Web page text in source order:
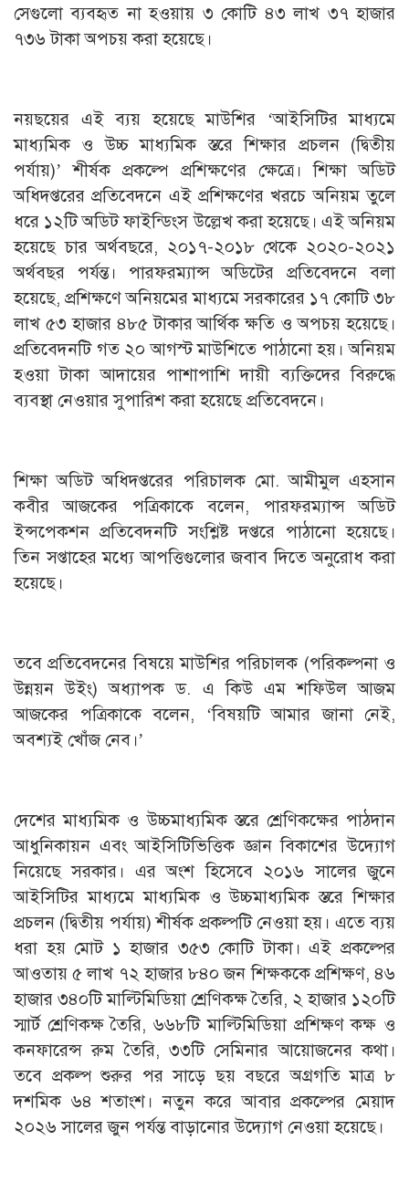
সেগুলো ব্যবহৃত না হওয়ায় ৩ কোটি ৪৩ লাখ ৩৭ হাজার
৭৩৬ টাকা অপচয় করা হয়েছে।
নয়ছয়ের এই ব্যয় হয়েছে মাউশির ‘আইসিটির মাধ্যমে
মাধ্যমিক ও উচ্চ মাধ্যমিক স্তরে শিক্ষার প্রচলন (দ্বিতীয়
পর্যায়)’ শীর্ষক প্রকল্পে প্রশিক্ষণের ক্ষেত্রে। শিক্ষা অডিট
অধিদপ্তরের প্রতিবেদনে এই প্রশিক্ষণের খরচে অনিয়ম তুলে
ধরে ১২টি অডিট ফাইন্ডিংস উল্লেখ করা হয়েছে। এই অনিয়ম
হয়েছে চার অর্থবছরে, ২০১৭-২০১৮ থেকে ২০২০-২০২১
অর্থবছর পর্যন্ত। পারফরম্যান্স অডিটের প্রতিবেদনে বলা
হয়েছে, প্রশিক্ষণে অনিয়মের মাধ্যমে সরকারের ১৭ কোটি ৩৮
লাখ ৫৩ হাজার ৪৮৫ টাকার আর্থিক ক্ষতি ও অপচয় হয়েছে।
প্রতিবেদনটি গত ২০ আগস্ট মাউশিতে পাঠানো হয়। অনিয়ম
হওয়া টাকা আদায়ের পাশাপাশি দায়ী ব্যক্তিদের বিরুদ্ধে
ব্যবস্থা নেওয়ার সুপারিশ করা হয়েছে প্রতিবেদনে।
শিক্ষা অডিট অধিদপ্তরের পরিচালক মো. আমীমুল এহসান
কবীর আজকের পত্রিকাকে বলেন, পারফরম্যান্স অডিট
ইন্সপেকশন প্রতিবেদনটি সংশ্লিষ্ট দপ্তরে পাঠানো হয়েছে।
তিন সপ্তাহের মধ্যে আপত্তিগুলোর জবাব দিতে অনুরোধ করা
হয়েছে।
তবে প্রতিবেদনের বিষয়ে মাউশির পরিচালক (পরিকল্পনা ও
উন্নয়ন উইং) অধ্যাপক ড. এ কিউ এম শফিউল আজম
আজকের পত্রিকাকে বলেন, ‘বিষয়টি আমার জানা নেই,
অবশ্যই খোঁজ নেব।’
দেশের মাধ্যমিক ও উচ্চমাধ্যমিক স্তরে শ্রেণিকক্ষের পাঠদান
আধুনিকায়ন এবং আইসিটিভিত্তিক জ্ঞান বিকাশের উদ্যোগ
নিয়েছে সরকার। এর অংশ হিসেবে ২০১৬ সালের জুনে
আইসিটির মাধ্যমে মাধ্যমিক ও উচ্চমাধ্যমিক স্তরে শিক্ষার
প্রচলন (দ্বিতীয় পর্যায়) শীর্ষক প্রকল্পটি নেওয়া হয়। এতে ব্যয়
ধরা হয় মোট ১ হাজার ৩৫৩ কোটি টাকা। এই প্রকল্পের
আওতায় ৫ লাখ ৭২ হাজার ৮৪০ জন শিক্ষককে প্রশিক্ষণ, ৪৬
হাজার ৩৪০টি মাল্টিমিডিয়া শ্রেণিকক্ষ তৈরি, ২ হাজার ১২০টি
স্মার্ট শ্রেণিকক্ষ তৈরি, ৬৬৮টি মাল্টিমিডিয়া প্রশিক্ষণ কক্ষ ও
কনফারেন্স রুম তৈরি, ৩৩টি সেমিনার আয়োজনের কথা।
তবে প্রকল্প শুরুর পর সাড়ে ছয় বছরে অগ্রগতি মাত্র ৮
দশমিক ৬৪ শতাংশ। নতুন করে আবার প্রকল্পের মেয়াদ
২০২৬ সালের জুন পর্যন্ত বাড়ানোর উদ্যোগ নেওয়া হয়েছে।